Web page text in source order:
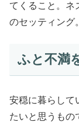
てくること。ネ
のセッティング
ふと不満
安穏に暮らして
たいと思うもの